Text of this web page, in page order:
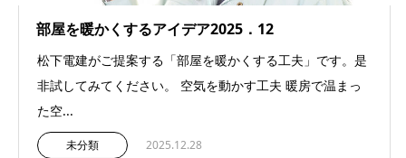
部屋を暖かくするアイデア2025．12
松下電建がご提案する「部屋を暖かくする工夫」です。是
非試してみてください。 空気を動かす工夫 暖房で温まっ
た空...
未分類 2025.12.28